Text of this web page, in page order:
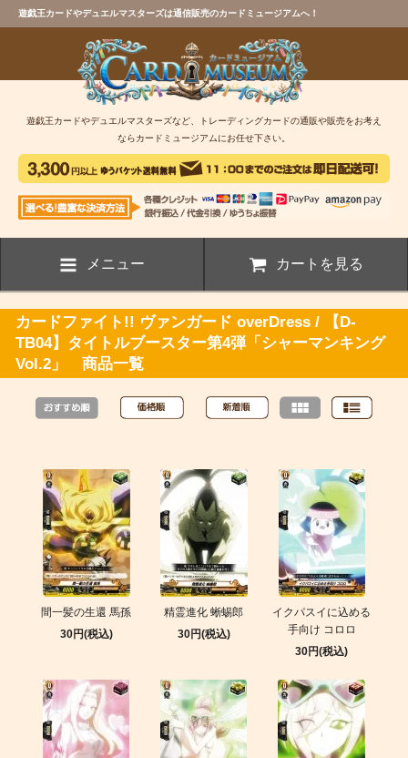
遊戯王カードやデュエルマスターズは通信販売のカードミュージアムへ！
遊戯王カードやデュエルマスターズなど、トレーディングカードの通販や販売をお考え
ならカードミュージアムにお任せ下さい。
メニュー カートを見る
カードファイト!! ヴァンガード overDress / 【D-
TB04】タイトルブースター第4弾「シャーマンキング
Vol.2」 商品一覧
間一髪の生還 馬孫
30円(税込)
精霊進化 蜥蜴郎
30円(税込)
イクパスイに込める
手向け コロロ
30円(税込)